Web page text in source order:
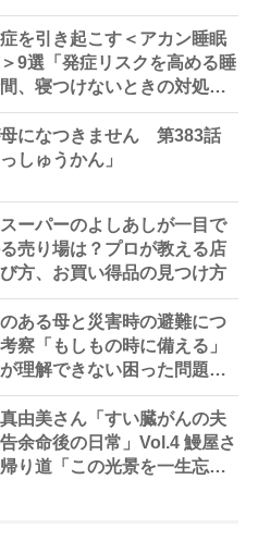
を引き起こす＜アカン睡眠
9選「発症リスクを高める睡
、寝つけないときの対処
ど医師が解説
になつきません 第383話
っしゅうかん」
ーパーのよしあしが一目で
売り場は？プロが教える店
方、お買い得品の見つけ方
ある母と災害時の避難につ
察「もしもの時に備える」
理解できない困った問題と
由美さん「すい臓がんの夫
余命後の日常」Vol.4 鰻屋さ
り道「この光景を一生忘れ